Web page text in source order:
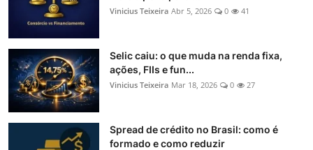
Vinicius Teixeira Abr 5, 2026 0 41
Selic caiu: o que muda na renda fixa,
ações, FIIs e fun...
Vinicius Teixeira Mar 18, 2026 0 27
Spread de crédito no Brasil: como é
formado e como reduzir